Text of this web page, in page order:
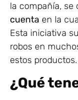
la compañía, se
cuenta en la
Esta iniciativa
robos en
estos productos.
¿Qué